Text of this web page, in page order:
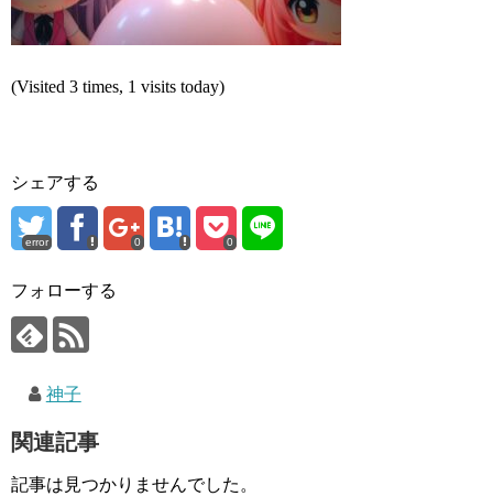
(Visited 3 times, 1 visits today)
シェアする
error 0 0
フォローする
神子
関連記事
記事は見つかりませんでした。